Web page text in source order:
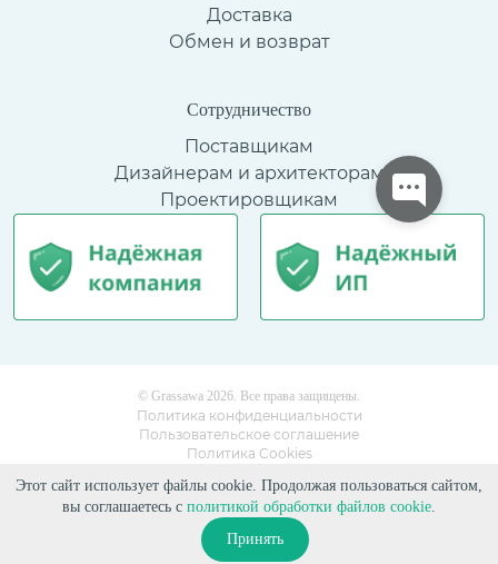
Доставка
Обмен и возврат
Сотрудничество
Поставщикам
Дизайнерам и архитекторам
Проектировщикам
© Grassawa 2026. Все права защищены.
Политика конфиденциальности
Пользовательское соглашение
Политика Cookies
Каталог
Этот сайт использует файлы cookie. Продолжая пользоваться сайтом,
вы соглашаетесь с политикой обработки файлов cookie.
Принять